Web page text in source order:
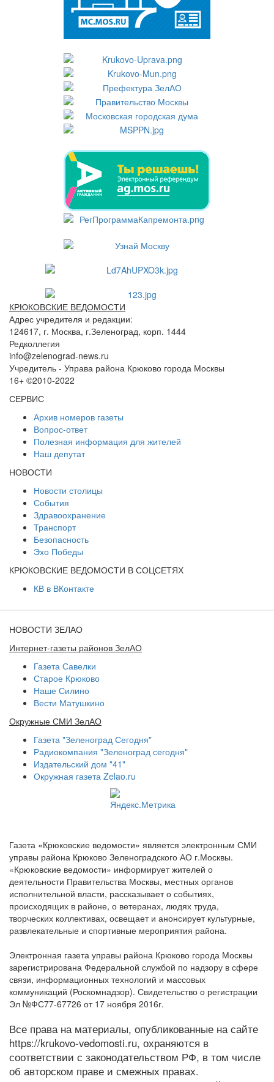
КРЮКОВСКИЕ ВЕДОМОСТИ
Адрес учредителя и редакции:
124617, г. Москва, г.Зеленоград, корп. 1444
Редколлегия
info@zelenograd-news.ru
Учредитель - Управа района Крюково города Москвы
16+ ©2010-2022
СЕРВИС
Архив номеров газеты
Вопрос-ответ
Полезная информация для жителей
Наш депутат
НОВОСТИ
Новости столицы
События
Здравоохранение
Транспорт
Безопасность
Эхо Победы
КРЮКОВСКИЕ ВЕДОМОСТИ В СОЦСЕТЯХ
КВ в ВКонтакте
НОВОСТИ ЗЕЛАО
Интернет-газеты районов ЗелАО
Газета Савелки
Старое Крюково
Наше Силино
Вести Матушкино
Окружные СМИ ЗелАО
Газета "Зеленоград Сегодня"
Радиокомпания "Зеленоград сегодня"
Издательский дом "41"
Окружная газета Zelao.ru
Газета «Крюковские ведомости» является электронным СМИ
управы района Крюково Зеленоградского АО г.Москвы.
«Крюковские ведомости» информирует жителей о
деятельности Правительства Москвы, местных органов
исполнительной власти, рассказывает о событиях,
происходящих в районе, о ветеранах, людях труда,
творческих коллективах, освещает и анонсирует культурные,
развлекательные и спортивные мероприятия района.
Электронная газета управы района Крюково города Москвы
зарегистрирована Федеральной службой по надзору в сфере
связи, информационных технологий и массовых
коммуникаций (Роскомнадзор). Свидетельство о регистрации
Эл №ФС77-67726 от 17 ноября 2016г.
Все права на материалы, опубликованные на сайте
https://krukovo-vedomosti.ru, охраняются в
соответствии с законодательством РФ, в том числе
об авторском праве и смежных правах.